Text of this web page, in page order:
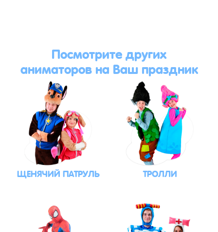
Посмотрите других
аниматоров на Ваш праздник
ЩЕНЯЧИЙ ПАТРУЛЬ ТРОЛЛИ